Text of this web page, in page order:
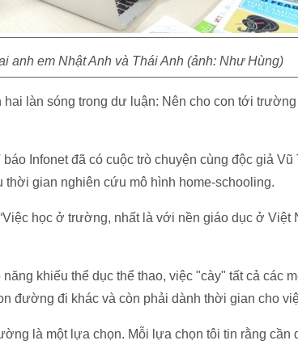
anh em Nhật Anh và Thái Anh (ảnh: Như Hùng)
hai làn sóng trong dư luận: Nên cho con tới
báo Infonet đã có cuộc trò chuyện cùng độc giả
gian nghiên cứu mô hình home-schooling.
học ở trường, nhất là với nền giáo dục ở Việt
khiếu thể dục thể thao, việc "cày" tất cả các
đường đi khác và còn phải dành thời gian cho
là một lựa chọn. Mỗi lựa chọn tôi tin rằng cần